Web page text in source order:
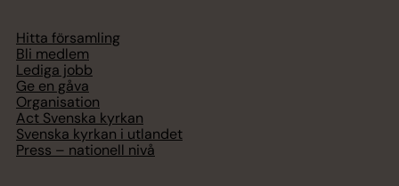
Hitta församling
Bli medlem
Lediga jobb
Ge en gåva
Organisation
Act Svenska kyrkan
Svenska kyrkan i utlandet
Press – nationell nivå